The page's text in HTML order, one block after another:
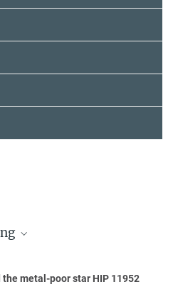
Heidelberg
metal-poor star HIP 11952